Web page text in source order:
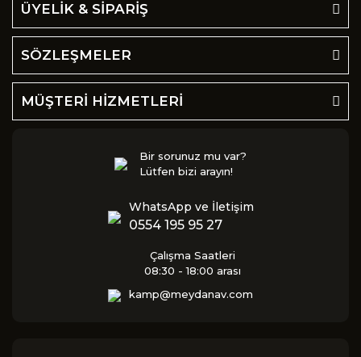
ÜYELİK & SİPARİŞ
SÖZLEŞMELER
MÜŞTERİ HİZMETLERİ
Bir sorunuz mu var?
Lütfen bizi arayın!
WhatsApp ve İletişim
0554 195 95 27
Çalışma Saatleri
08:30 - 18:00 arası
kamp@meydanav.com